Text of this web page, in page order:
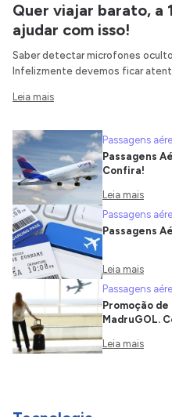
Quer viajar barato, a
ajudar com isso!
Saber detectar microfones
Infelizmente devemos ficar
Leia mais
Passagens
Passagens
Confira!
Leia mais
Passagens
Passagens
Leia mais
Passagens
Promoção
MadruGOL.
Leia mais